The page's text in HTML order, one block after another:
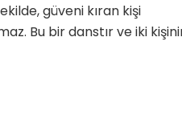
güveni kıran kişi
Bu bir danstır ve iki